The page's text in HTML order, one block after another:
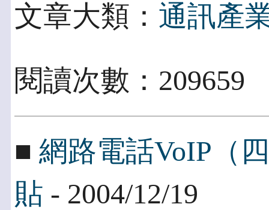
文章大類： 通訊產
閱讀次數：
■ 網路電話VoIP（
貼 - 2004/12/19